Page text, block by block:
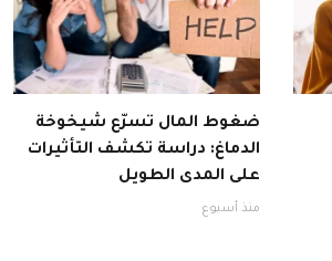
ضغوط المال تسرّع شيخوخة
الدماغ: دراسة تكشف التأثيرات
على المدى الطويل
منذ أسبوع